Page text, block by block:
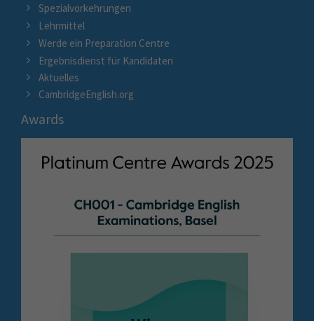
Spezialvorkehrungen
Lehrmittel
Werde ein Preparation Centre
Ergebnisdienst für Kandidaten
Aktuelles
CambridgeEnglish.org
Awards